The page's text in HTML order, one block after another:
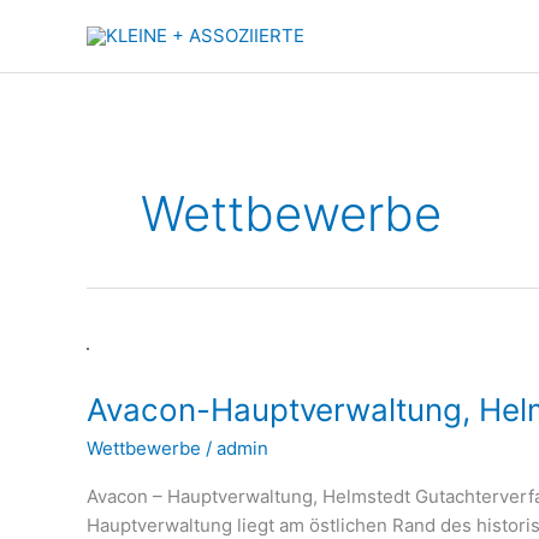
springen
Wettbewerbe
Avacon-Hauptverwaltung,
Wettbewerbe / admin
Ava­con – Haupt­ver­wal­tung, Helm­stedt
Haupt­ver­wal­tung liegt am öst­li­chen Rand des
Avacon-
Helmstedt